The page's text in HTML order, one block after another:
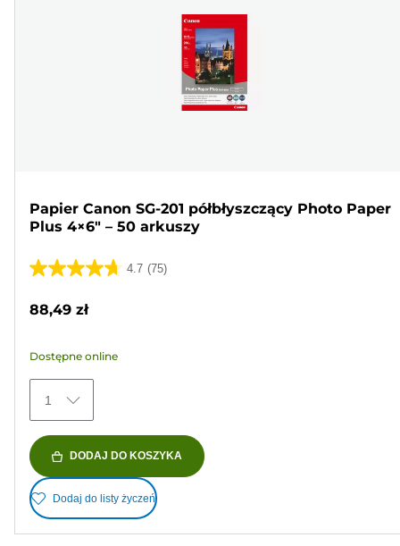
Papier Canon SG-201 półbłyszczący Photo Paper
Plus 4×6" – 50 arkuszy
4.7 (75)
4.7
5
75
Recenzji
88,49 zł
Dostępne online
1
DODAJ DO KOSZYKA
Dodaj do listy życzeń